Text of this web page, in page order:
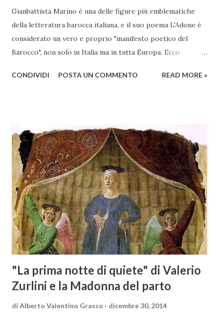
Gianbattista Marino è una delle figure più emblematiche
della letteratura barocca italiana, e il suo poema L'Adone è
considerato un vero e proprio "manifesto poetico del
Barocco", non solo in Italia ma in tutta Europa. Ecco
rendono un'opera fondamentale per il periodo. Marino fu
distacca dalla tradizione classica e rinascimentale,
abbracciando invece i principi del Barocco: l'arte come
meraviglia, l'ostentazione della tecnica e la ricerca del
sorprendente. Marino visse in un'epoca di grandi
cambiamenti culturali e sociali, e la sua opera riflette questa
complessità. L'Adone è un poema epico-mitologico in 20
canti, composto da oltre 40.000 versi. Narra la storia
d'amore tra Venere e Adone, tratta dalla mitologia ...
CONDIVIDI POSTA UN COMMENTO READ MORE »
"La prima notte di quiete" di Valerio
Zurlini e la Madonna del parto
di Alberto Valentino Grasso dicembre 30, 2014